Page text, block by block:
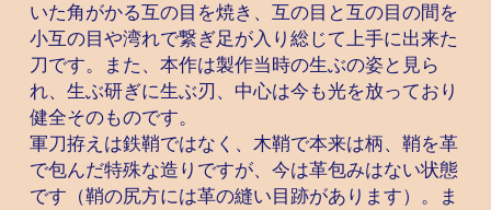
いた角がかる互の目を焼き、互の目と互の目の間を
小互の目や湾れで繋ぎ足が入り総じて上手に出来た
刀です。また、本作は製作当時の生ぶの姿と見ら
れ、生ぶ研ぎに生ぶ刃、中心は今も光を放っており
健全そのものです。
軍刀拵えは鉄鞘ではなく、木鞘で本来は柄、鞘を革
で包んだ特殊な造りですが、今は革包みはない状態
です（鞘の尻方には革の縫い目跡があります）。ま